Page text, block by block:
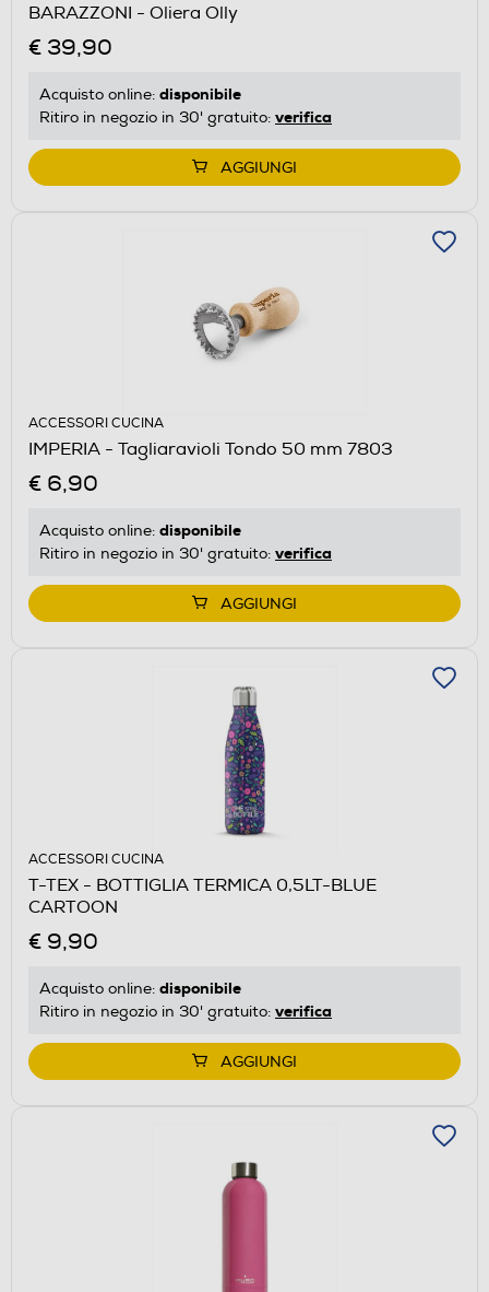
BARAZZONI - Oliera Olly
€ 39,90
Acquisto online: disponibile
Ritiro in negozio in 30' gratuito: verifica
AGGIUNGI
ACCESSORI CUCINA
IMPERIA - Tagliaravioli Tondo 50 mm 7803
€ 6,90
Acquisto online: disponibile
Ritiro in negozio in 30' gratuito: verifica
AGGIUNGI
ACCESSORI CUCINA
T-TEX - BOTTIGLIA TERMICA 0,5LT-BLUE
CARTOON
€ 9,90
Acquisto online: disponibile
Ritiro in negozio in 30' gratuito: verifica
AGGIUNGI